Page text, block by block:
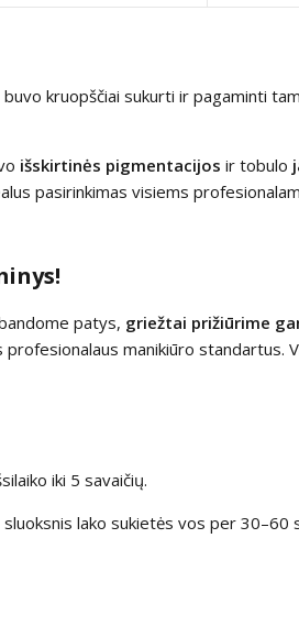
kruopščiai sukurti ir pagaminti
išskirtinės pigmentacijos ir tobulo
pasirinkimas visiems
patys, griežtai prižiūrime
manikiūro standartus.
iki 5 savaičių.
sluoksnis lako sukietės vos per 30–60